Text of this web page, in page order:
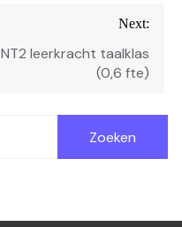
Next:
NT2 leerkracht taalklas
(0,6 fte)